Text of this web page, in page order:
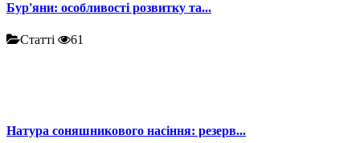
Бур'яни: особливості розвитку та...
Статті 61
Натура соняшникового насіння: резерв...